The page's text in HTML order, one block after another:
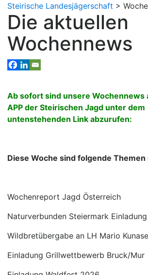
Steirische Landesjägerschaft >
Die aktuellen
Wochennews
Ab sofort sind unsere Wochennews
APP der Steirischen Jagd unter dem
untenstehenden Link abzurufen:
Diese Woche sind folgende
Wochenreport Jagd Österreich
Naturverbunden Steiermark
Wildbretübergabe an LH Mario
Einladung Grillwettbewerb Bruck/Mur